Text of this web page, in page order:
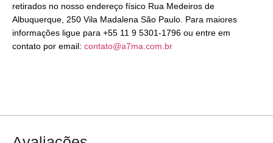
retirados no nosso endereço físico Rua Medeiros de
Albuquerque, 250 Vila Madalena São Paulo. Para maiores
informações ligue para +55 11 9 5301-1796 ou entre em
contato por email: contato@a7ma.com.br